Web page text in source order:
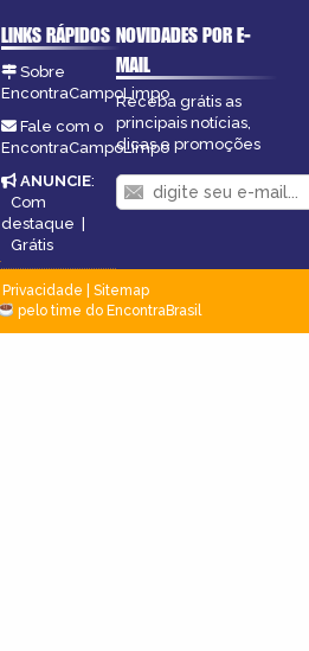
LINKS RÁPIDOS
Sobre
EncontraCampoLimpo
Fale com o
EncontraCampoLimpo
ANUNCIE:
Com
destaque
Grátis
NOVIDADES POR E-
MAIL
Receba grátis as
principais notícias,
dicas e promoções
Privacidade
Sitemap
pelo time do EncontraBrasil